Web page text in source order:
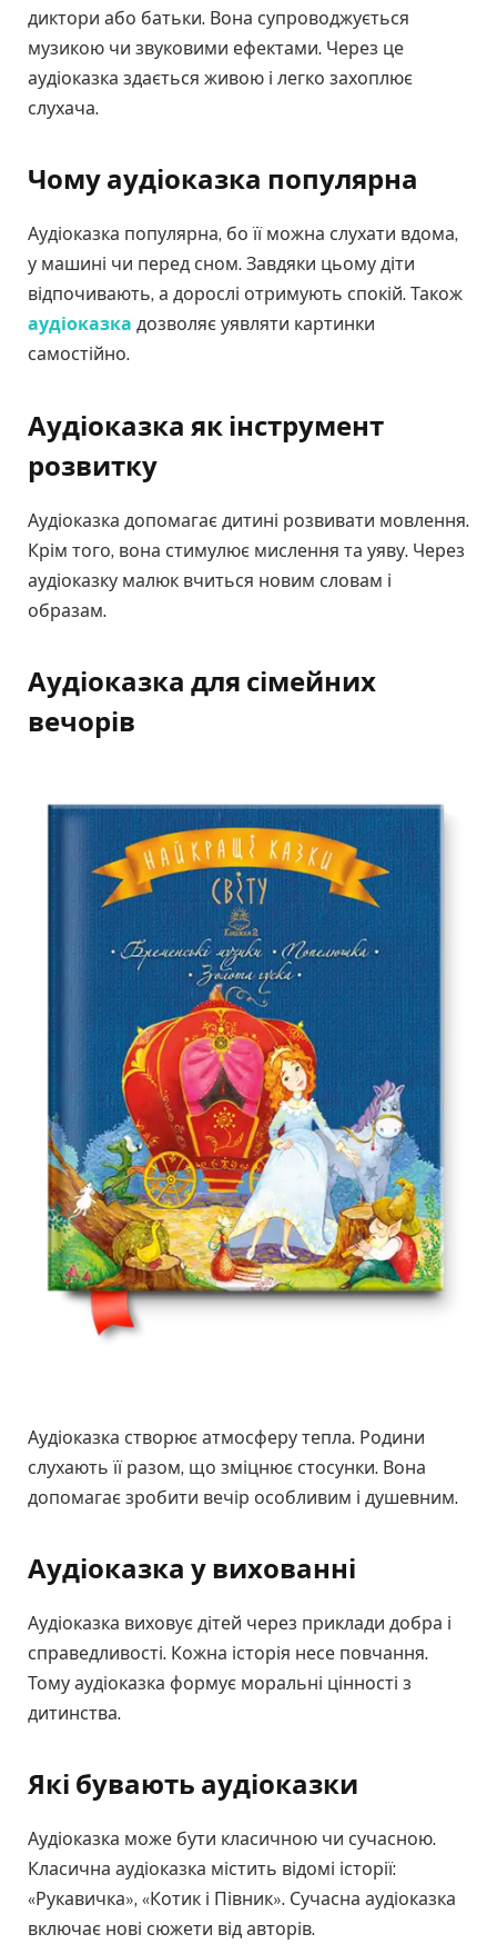
диктори або батьки. Вона супроводжується
музикою чи звуковими ефектами. Через це
аудіоказка здається живою і легко захоплює
слухача.
Чому аудіоказка популярна
Аудіоказка популярна, бо її можна слухати вдома,
у машині чи перед сном. Завдяки цьому діти
відпочивають, а дорослі отримують спокій. Також
аудіоказка дозволяє уявляти картинки
самостійно.
Аудіоказка як інструмент
розвитку
Аудіоказка допомагає дитині розвивати мовлення.
Крім того, вона стимулює мислення та уяву. Через
аудіоказку малюк вчиться новим словам і
образам.
Аудіоказка для сімейних
вечорів
Аудіоказка створює атмосферу тепла. Родини
слухають її разом, що зміцнює стосунки. Вона
допомагає зробити вечір особливим і душевним.
Аудіоказка у вихованні
Аудіоказка виховує дітей через приклади добра і
справедливості. Кожна історія несе повчання.
Тому аудіоказка формує моральні цінності з
дитинства.
Які бувають аудіоказки
Аудіоказка може бути класичною чи сучасною.
Класична аудіоказка містить відомі історії:
«Рукавичка», «Котик і Півник». Сучасна аудіоказка
включає нові сюжети від авторів.